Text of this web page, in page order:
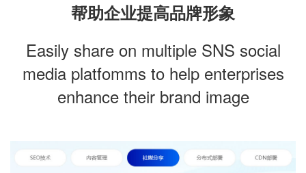
帮助企业提高品牌形象
Easily share on multiple SNS social
media platfomms to help enterprises
enhance their brand image